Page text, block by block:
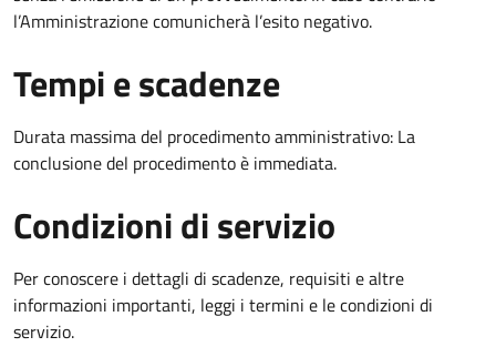
l’Amministrazione comunicherà l’esito negativo.
Tempi e scadenze
Durata massima del procedimento amministrativo: La
conclusione del procedimento è immediata.
Condizioni di servizio
Per conoscere i dettagli di scadenze, requisiti e altre
informazioni importanti, leggi i termini e le condizioni di
servizio.